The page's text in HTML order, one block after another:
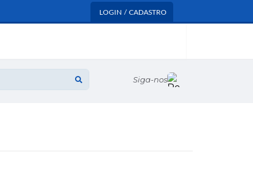
LOGIN / CADASTRO
Siga-nos